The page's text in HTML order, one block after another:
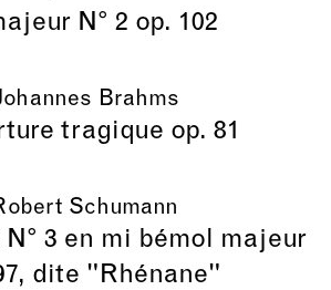
N° 2 op. 102
Brahms
tragique op. 81
Schumann
3 en mi bémol majeur
dite "Rhénane"